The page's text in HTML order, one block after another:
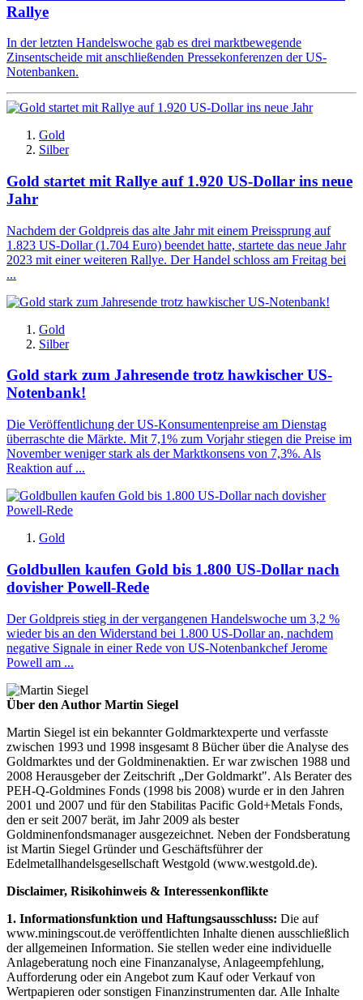
Rallye
In der letzten Handelswoche gab es drei marktbewegende
Zinsentscheide mit anschließenden Pressekonferenzen der US-
Notenbanken.
Gold
Silber
Gold startet mit Rallye auf 1.920 US-Dollar ins neue
Jahr
Nachdem der Goldpreis das alte Jahr mit einem Preissprung auf
1.823 US-Dollar (1.704 Euro) beendet hatte, startete das neue Jahr
2023 mit einer weiteren Rallye. Der Handel schloss am Freitag bei
...
Gold
Silber
Gold stark zum Jahresende trotz hawkischer US-
Notenbank!
Die Veröffentlichung der US-Konsumentenpreise am Dienstag
überraschte die Märkte. Mit 7,1% zum Vorjahr stiegen die Preise im
November weniger stark als der Marktkonsens von 7,3%. Als
Reaktion auf ...
Gold
Goldbullen kaufen Gold bis 1.800 US-Dollar nach
dovisher Powell-Rede
Der Goldpreis stieg in der vergangenen Handelswoche um 3,2 %
wieder bis an den Widerstand bei 1.800 US-Dollar an, nachdem
negative Signale in einer Rede von US-Notenbankchef Jerome
Powell am ...
Über den Author Martin Siegel
Martin Siegel ist ein bekannter Goldmarktexperte und verfasste
zwischen 1993 und 1998 insgesamt 8 Bücher über die Analyse des
Goldmarktes und der Goldminenaktien. Er war zwischen 1988 und
2008 Herausgeber der Zeitschrift „Der Goldmarkt". Als Berater des
PEH-Q-Goldmines Fonds (1998 bis 2008) wurde er in den Jahren
2001 und 2007 und für den Stabilitas Pacific Gold+Metals Fonds,
den er seit 2007 berät, im Jahr 2009 als bester
Goldminenfondsmanager ausgezeichnet. Neben der Fondsberatung
ist Martin Siegel Gründer und Geschäftsführer der
Edelmetallhandelsgesellschaft Westgold (www.westgold.de).
Disclaimer, Risikohinweis & Interessenkonflikte
1. Informationsfunktion und Haftungsausschluss: Die auf
www.miningscout.de veröffentlichten Inhalte dienen ausschließlich
der allgemeinen Information. Sie stellen weder eine individuelle
Anlageberatung noch eine Finanzanalyse, Anlageempfehlung,
Aufforderung oder ein Angebot zum Kauf oder Verkauf von
Wertpapieren oder sonstigen Finanzinstrumenten dar. Alle Inhalte